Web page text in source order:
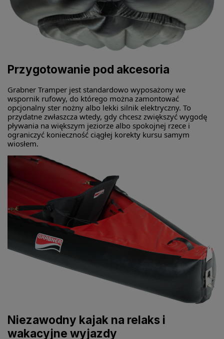
Przygotowanie pod akcesoria
Grabner Tramper jest standardowo wyposażony we
wspornik rufowy, do którego można zamontować
opcjonalny ster nożny albo lekki silnik elektryczny. To
przydatne zwłaszcza wtedy, gdy chcesz zwiększyć wygodę
pływania na większym jeziorze albo spokojnej rzece i
ograniczyć konieczność ciągłej korekty kursu samym
wiosłem.
Niezawodny kajak na relaks i
wakacyjne wyjazdy